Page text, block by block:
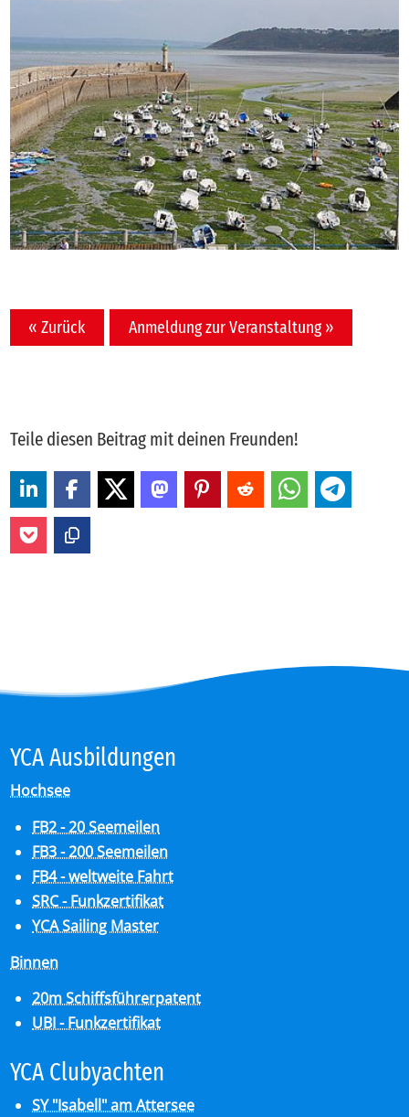
« Zurück Anmeldung zur Veranstaltung »
Teile diesen Beitrag mit deinen Freunden!
YCA Aus­bil­dun­gen
Hochsee
FB2 - 20 Seemeilen
FB3 - 200 Seemeilen
FB4 - weltweite Fahrt
SRC - Funkzertifikat
YCA Sailing Master
Binnen
20m Schiffsführerpatent
UBI - Funkzertifikat
YCA Club­y­ach­ten
SY "Isabell" am Attersee